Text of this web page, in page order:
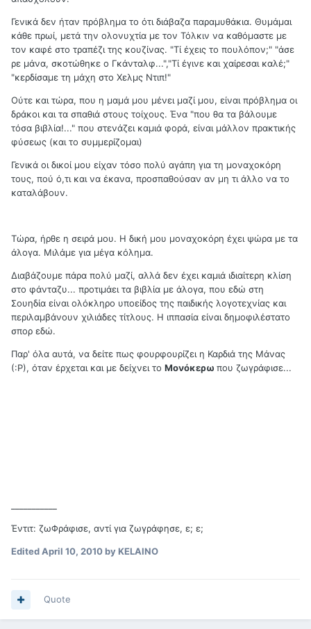
Γενικά δεν ήταν πρόβλημα το ότι διάβαζα παραμυθάκια. Θυμάμαι
κάθε πρωί, μετά την ολονυχτία με τον Τόλκιν να καθόμαστε με
τον καφέ στο τραπέζι της κουζίνας. "Τί έχεις το πουλόπον;" "άσε
ρε μάνα, σκοτώθηκε ο Γκάνταλφ...","Τί έγινε και χαίρεσαι καλέ;"
"κερδίσαμε τη μάχη στο Χελμς Ντιπ!"
Ούτε και τώρα, που η μαμά μου μένει μαζί μου, είναι πρόβλημα οι
δράκοι και τα σπαθιά στους τοίχους. Ένα "που θα τα βάλουμε
τόσα βιβλία!..." που στενάζει καμιά φορά, είναι μάλλον πρακτικής
φύσεως (και το συμμερίζομαι)
Γενικά οι δικοί μου είχαν τόσο πολύ αγάπη για τη μοναχοκόρη
τους, πού ό,τι και να έκανα, προσπαθούσαν αν μη τι άλλο να το
καταλάβουν.
Τώρα, ήρθε η σειρά μου. Η δική μου μοναχοκόρη έχει ψώρα με τα
άλογα. Μιλάμε για μέγα κόλημα.
Διαβάζουμε πάρα πολύ μαζί, αλλά δεν έχει καμιά ιδιαίτερη κλίση
στο φάνταζυ... προτιμάει τα βιβλία με άλογα, που εδώ στη
Σουηδία είναι ολόκληρο υποείδος της παιδικής λογοτεχνίας και
περιλαμβάνουν χιλιάδες τίτλους. Η ιππασία είναι δημοφιλέστατο
σπορ εδώ.
Παρ' όλα αυτά, να δείτε πως φουρφουρίζει η Καρδιά της Μάνας
(:Ρ), όταν έρχεται και με δείχνει το Μονόκερω που ζωγράφισε...
Έντιτ: ζωΦράφισε, αντί για ζωγράφησε, ε; ε;
EditedApril 10, 2010by KELAINO
Quote